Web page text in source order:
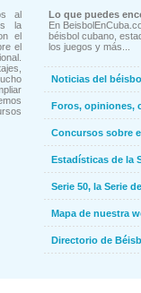
al
la
el
el
Lo que puedes
En
béisbol cubano,
los juegos y más...
Noticias del
Foros, opiniones,
Concursos sobre
Estadísticas de la
Serie 50, la Serie
Mapa de nuestra
Directorio de